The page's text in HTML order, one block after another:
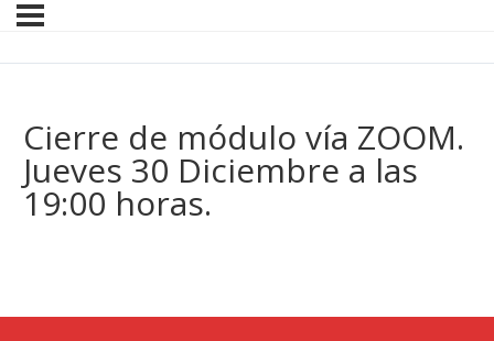
Cierre de módulo vía ZOOM.
Jueves 30 Diciembre a las
19:00 horas.